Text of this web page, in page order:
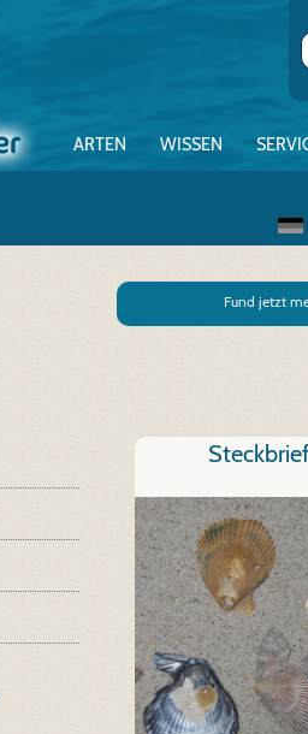
ARTEN WISSEN
Fund jetzt